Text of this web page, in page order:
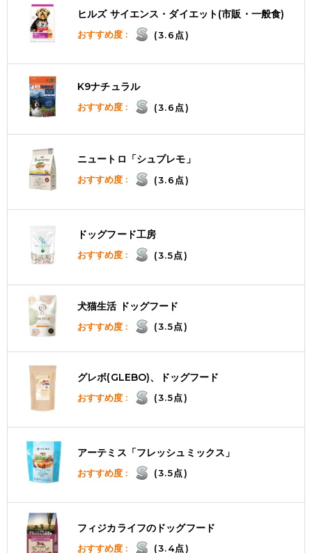
ヒルズ サイエンス・ダイエット(市販・一般食)
おすすめ度 : (3.6点)
K9ナチュラル
おすすめ度 : (3.6点)
ニュートロ「シュプレモ」
おすすめ度 : (3.6点)
ドッグフード工房
おすすめ度 : (3.5点)
犬猫生活 ドッグフード
おすすめ度 : (3.5点)
グレボ(GLEBO)、ドッグフード
おすすめ度 : (3.5点)
アーテミス「フレッシュミックス」
おすすめ度 : (3.5点)
フィジカライフのドッグフード
おすすめ度 : (3.4点)